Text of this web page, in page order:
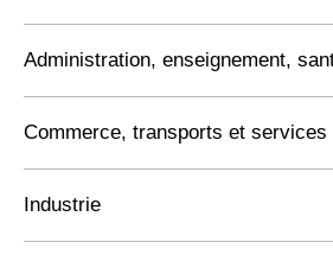
Administration, enseignement,
Commerce, transports et services
Industrie